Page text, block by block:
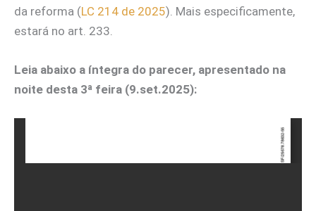
da reforma (LC 214 de 2025). Mais especificamente,
estará no art. 233.
Leia abaixo a íntegra do parecer, apresentado na
noite desta 3ª feira (9.set.2025):